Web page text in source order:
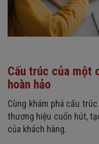
Cấu trúc của một
hoàn hảo
Cùng khám phá cấu
thương hiệu cuốn hút,
của khách hàng.